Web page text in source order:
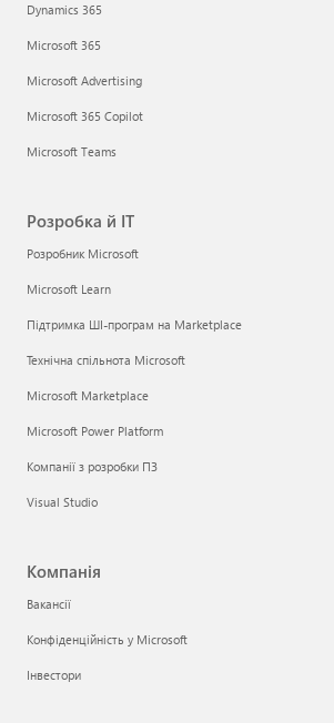
Dynamics 365
Microsoft 365
Microsoft Advertising
Microsoft 365 Copilot
Microsoft Teams
Розробка й ІТ
Розробник Microsoft
Microsoft Learn
Підтримка ШІ-програм на Marketplace
Технічна спільнота Microsoft
Microsoft Marketplace
Microsoft Power Platform
Компанії з розробки ПЗ
Visual Studio
Компанія
Вакансії
Конфіденційність у Microsoft
Інвестори